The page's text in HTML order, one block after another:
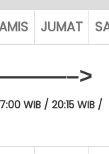
JUMAT
WIB / 20:15 WIB /